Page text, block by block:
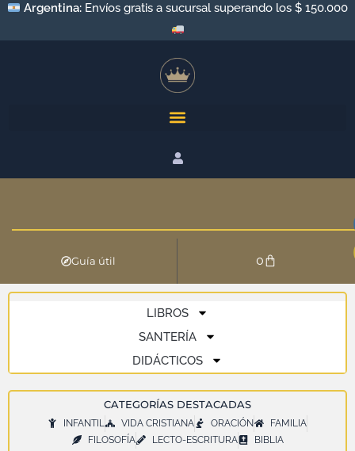
Argentina: Envíos gratis a sucursal superando los $ 150.000
Guía útil 0
LIBROS
SANTERÍA
DIDÁCTICOS
CATEGORÍAS DESTACADAS
INFANTIL VIDA CRISTIANA ORACIÓN
FAMILIA
FILOSOFÍA
LECTO-ESCRITURA BIBLIA